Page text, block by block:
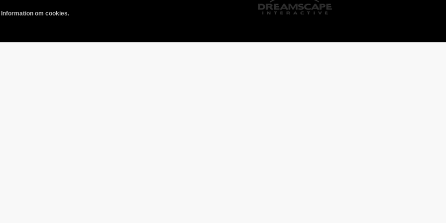
Information om cookies.